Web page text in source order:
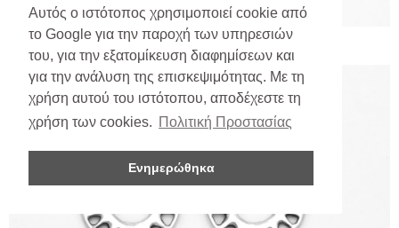
Αυτός ο ιστότοπος χρησιμοποιεί cookie από
το Google για την παροχή των υπηρεσιών
του, για την εξατομίκευση διαφημίσεων και
για την ανάλυση της επισκεψιμότητας. Με τη
χρήση αυτού του ιστότοπου, αποδέχεστε τη
χρήση των cookies. Πολιτική Προστασίας
Ενημερώθηκα